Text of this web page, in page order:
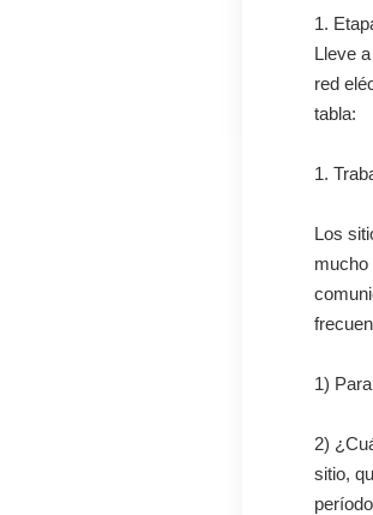
1.
Lleve
red
tabla:
1.
Los
mucho
1)
2)
sitio,